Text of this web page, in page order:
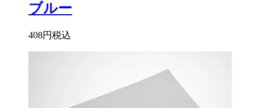
ブルー
408円税込